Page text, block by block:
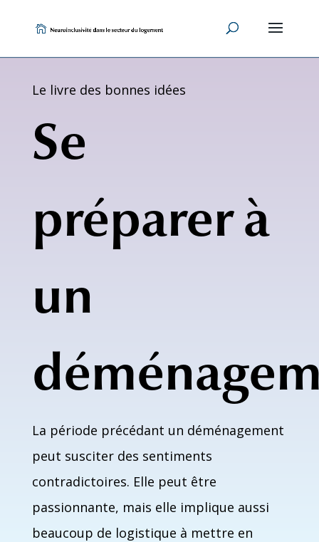
content
Le livre des bonnes idées
Se
préparer à
un
La période précédant un déménagement
peut susciter des sentiments
contradictoires. Elle peut être
passionnante, mais elle implique aussi
beaucoup de logistique à mettre en